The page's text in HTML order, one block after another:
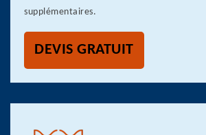
supplémentaires.
DEVIS GRATUIT